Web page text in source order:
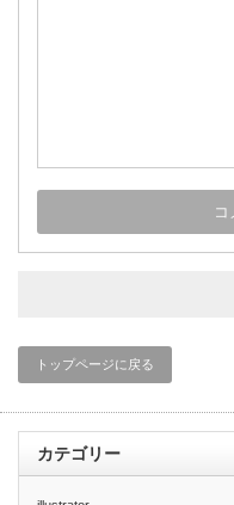
トップページに戻る
カテゴリー